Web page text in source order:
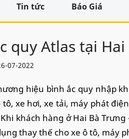
Tin tức Báo Giá
quy Atlas tại
07-2022
hiệu bình ắc quy nhập
tô, xe hơi, xe tải, máy phát
khách hàng ở Hai Bà
thay thế cho xe ô tô, máy